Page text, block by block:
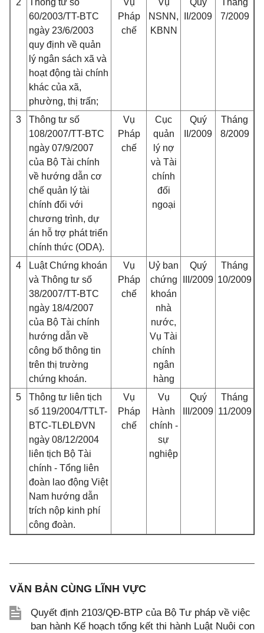
2
Thông tư số
60/2003/TT-BTC
ngày 23/6/2003
quy định về quản
lý ngân sách xã và
hoạt động tài chính
khác của xã,
phường, thị trấn;
Vụ
Pháp
chế
Vụ
NSNN,
KBNN
Quý
II/2009
Tháng
7/2009
3
Thông tư số
108/2007/TT-BTC
ngày 07/9/2007
của Bộ Tài chính
về hướng dẫn cơ
chế quản lý tài
chính đối với
chương trình, dự
án hỗ trợ phát triển
chính thức (ODA).
Vụ
Pháp
chế
Cục
quản
lý nợ
và Tài
chính
đối
ngoại
Quý
II/2009
Tháng
8/2009
4
Luật Chứng khoán
và Thông tư số
38/2007/TT-BTC
ngày 18/4/2007
của Bộ Tài chính
hướng dẫn về
công bố thông tin
trên thị trường
chứng khoán.
Vụ
Pháp
chế
Uỷ ban
chứng
khoán
nhà
nước,
Vụ Tài
chính
ngân
hàng
Quý
III/2009
Tháng
10/2009
5
Thông tư liên tịch
số 119/2004/TTLT-
BTC-TLĐLĐVN
ngày 08/12/2004
liên tịch Bộ Tài
chính - Tổng liên
đoàn lao động Việt
Nam hướng dẫn
trích nộp kinh phí
công đoàn.
Vụ
Pháp
chế
Vụ
Hành
chính -
sự
nghiệp
Quý
III/2009
Tháng
11/2009
VĂN BẢN CÙNG LĨNH VỰC
Quyết định 2103/QĐ-BTP của Bộ Tư pháp về việc
ban hành Kế hoạch tổng kết thi hành Luật Nuôi con